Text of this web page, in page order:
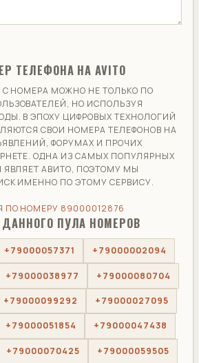
ТЕЛЕФОНА НА AVITO
С НОМЕРА МОЖНО НЕ ТОЛЬКО ПО
НО ИСПОЛЬЗУЯ
В ЭПОХУ ЦИФРОВЫХ ТЕХНОЛОГИЙ
СВОИ НОМЕРА ТЕЛЕФОНОВ НА
ФОРУМАХ И ПРОЧИХ
ОДНА ИЗ САМЫХ ПОПУЛЯРНЫХ
ЯВЛЯЕТ АВИТО, ПОЭТОМУ МЫ
ИМЕННО ПО ЭТОМУ СЕРВИСУ.
НОМЕРУ 89000012876
ПУЛА НОМЕРОВ
+79000057371 +79000002094
+79000038977 +79000080704
+79000099292 +79000027095
+79000051854 +79000047438
+79000070425 +79000059505